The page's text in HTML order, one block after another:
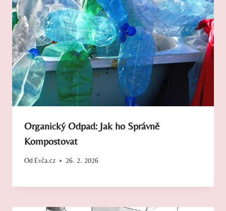
Organický Odpad: Jak ho Správně
Kompostovat
Od Evča.cz 26. 2. 2026